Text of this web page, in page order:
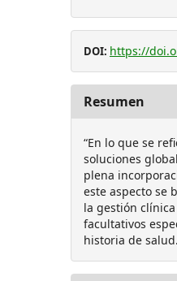
DOI: https://
Resumen
“En lo que se
soluciones
plena
este aspecto se
la gestión
facultativos
historia de